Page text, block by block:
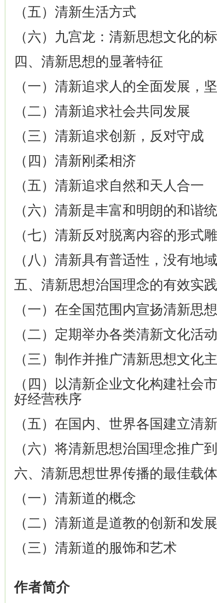
（五）清新生活方式
（六）九宫龙：清新思想文化的
四、清新思想的显著特征
（一）清新追求人的全面发展，
（二）清新追求社会共同发展
（三）清新追求创新，反对守成
（四）清新刚柔相济
（五）清新追求自然和天人合一
（六）清新是丰富和明朗的和谐
（七）清新反对脱离内容的形式
（八）清新具有普适性，没有地
五、清新思想治国理念的有效实
（一）在全国范围内宣扬清新思想
（二）定期举办各类清新文化活动
（三）制作并推广清新思想文化
（四）以清新企业文化构建社会
好经营秩序
（五）在国内、世界各国建立清
（六）将清新思想治国理念推广
六、清新思想世界传播的最佳载
（一）清新道的概念
（二）清新道是道教的创新和发展
（三）清新道的服饰和艺术
作者简介